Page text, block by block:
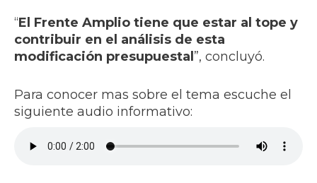
“El Frente Amplio tiene que estar al tope y
contribuir en el análisis de esta
modificación presupuestal”, concluyó.
Para conocer mas sobre el tema escuche el
siguiente audio informativo: